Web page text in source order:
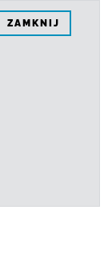
ZAMKNIJ